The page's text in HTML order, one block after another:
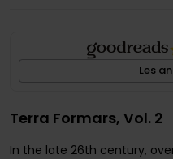
Les
Terra Formars, Vol. 2
In the late 26th century,